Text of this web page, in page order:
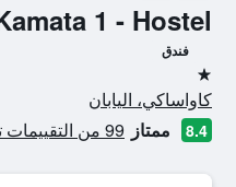
1 - Hostel
فندق
نجمة واحدة
كاواساكي، اليابان
8.4 ممتاز 99 من التقييمات تم التحقق منها